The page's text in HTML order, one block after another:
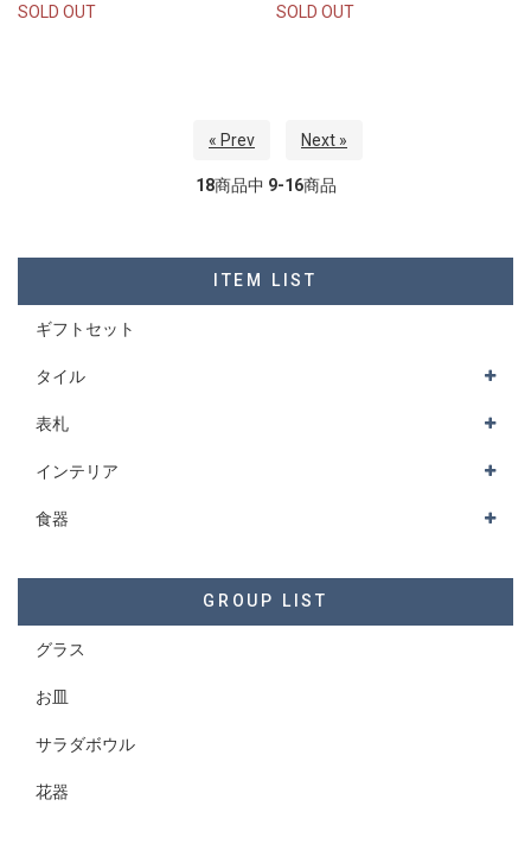
SOLD OUT
SOLD OUT
« Prev Next »
18商品中 9-16商品
ITEM LIST
ギフトセット
タイル
表札
インテリア
食器
GROUP LIST
グラス
お皿
サラダボウル
花器